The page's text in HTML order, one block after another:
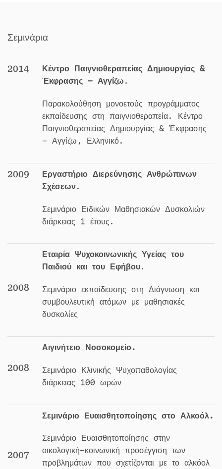
Σεμινάρια
2014
Κέντρο Παιγνιοθεραπείας Δημιουργίας &
Έκφρασης – Αγγίζω .
Παρακολούθηση μονοετούς προγράμματος
εκπαίδευσης στη παιγνιοθεραπεία. Κέντρο
Παιγνιοθεραπείας Δημιουργίας & Έκφρασης
– Αγγίζω, Ελληνικό.
2009
Εργαστήριο Διερεύνησης Ανθρώπινων
Σχέσεων.
Σεμινάριο Ειδικών Μαθησιακών Δυσκολιών
διάρκειας 1 έτους.
2008
Εταιρία Ψυχοκοινωνικής Υγείας του
Παιδιού και του Εφήβου.
Σεμινάριο εκπαίδευσης στη Διάγνωση και
συμβουλευτική ατόμων με μαθησιακές
δυσκολίες
2008
Αιγινήτειο Νοσοκομείο.
Σεμινάριο Κλινικής Ψυχοπαθολογίας
διάρκειας 100 ωρών
2007
Σεμινάριο Ευαισθητοποίησης στο Αλκοόλ.
Σεμινάριο Ευαισθητοποίησης στην
οικολογική-κοινωνική προσέγγιση των
προβλημάτων που σχετίζονται με το αλκόολ